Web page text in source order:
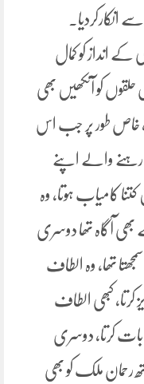
انداز کو کمال
کو آنکھیں بھی
خاص طور پر جب اس
رہنے والے اپنے
کامیاب ہوتا، وہ
آگاہ تھا دوسری
تھا، وہ الطاف
کبھی الطاف
کی بات کرتا، دوسری
رحمان ملک کو بھی